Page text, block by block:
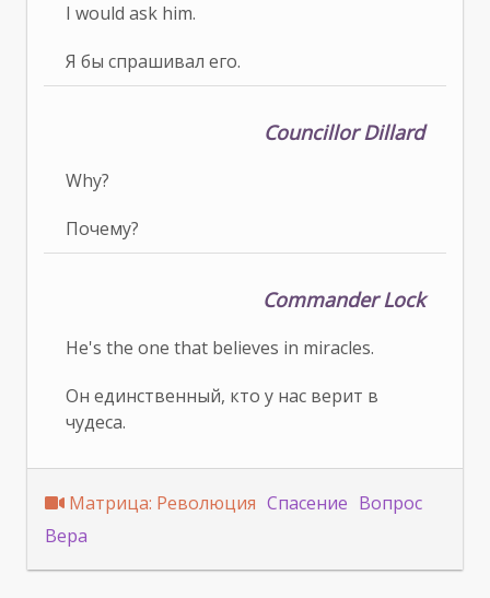
I would ask him.
Я бы спрашивал его.
Councillor Dillard
Why?
Почему?
Commander Lock
He's the one that believes in miracles.
Он единственный, кто у нас верит в
чудеса.
Матрица: Революция Спасение Вопрос
Вера